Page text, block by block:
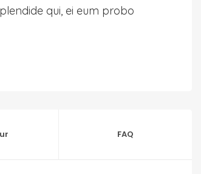
qui, ei eum probo
FAQ